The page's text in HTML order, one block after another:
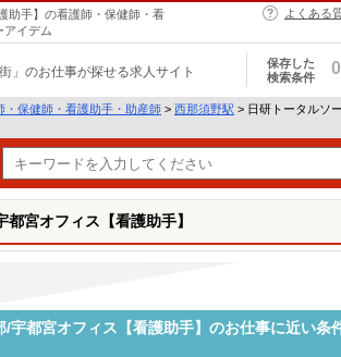
助手】の看護師・保健師・看
アイデム
よくある
街」のお仕事が探せる求人サイト
保存した
検索条件
0
・保健師・看護助手・助産師 > 西那須野駅 > 日研トータルソ
宮オフィス【看護助手】
都宮オフィス【看護助手】のお仕事に近い条